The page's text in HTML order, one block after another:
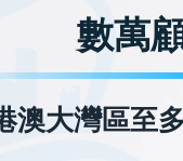
數萬
澳大灣區至